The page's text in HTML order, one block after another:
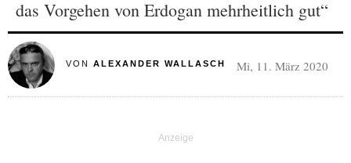
das Vorgehen von Erdogan mehrheitlich gut“
VON ALEXANDER WALLASCH Mi, 11. März 2020